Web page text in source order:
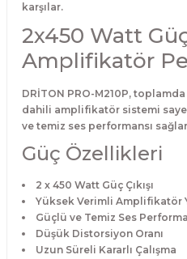
karşılar.
2x450 Watt
Amplifikatör
DRİTON PRO-M210P,
dahili amplifikatör sistemi
ve temiz ses performansı
Güç Özellikleri
2 x 450 Watt Güç Çıkışı
Yüksek Verimli Amplifikatör
Güçlü ve Temiz Ses
Düşük Distorsiyon Oranı
Uzun Süreli Kararlı Çalışma